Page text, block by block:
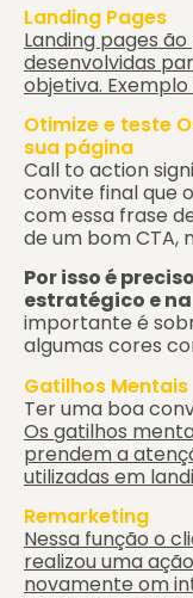
Landing Pages
Landing pages
desenvolvidas
objetiva.
Otimize e teste
sua página
Call to action
convite final que
com essa frase
de um bom CTA,
Por isso é
estratégico e
importante é
algumas cores
Gatilhos Mentais
Ter uma boa
Os gatilhos
prendem a
utilizadas em
Remarketing
Nessa função o
realizou uma
novamente om